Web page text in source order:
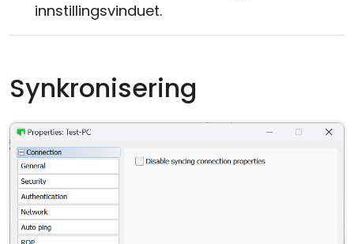
innstillingsvinduet.
Synkronisering